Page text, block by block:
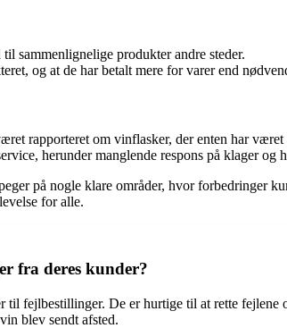
sammenlignelige produkter andre steder.
og at de har betalt mere for varer end
rapporteret om vinflasker, der enten har
herunder manglende respons på klager og
på nogle klare områder, hvor forbedringer
for alle.
fra deres kunder?
fejlbestillinger. De er hurtige til at rette fejlene
blev sendt afsted.